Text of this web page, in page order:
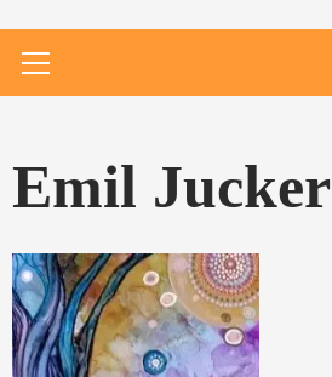
Menu
Emil Jucker